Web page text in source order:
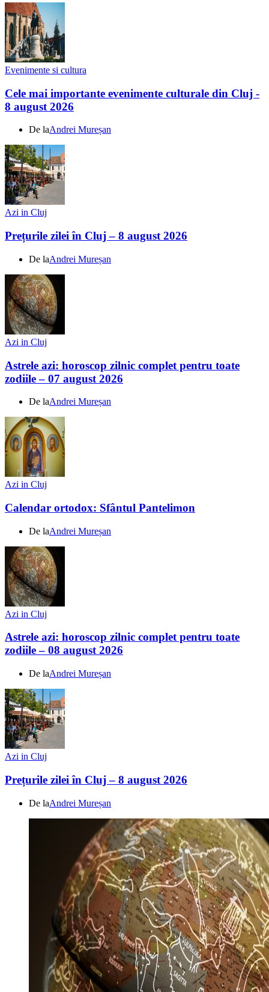
Evenimente si cultura
Cele mai importante evenimente culturale din Cluj -
8 august 2026
De laAndrei Mureșan
Azi in Cluj
Prețurile zilei în Cluj – 8 august 2026
De laAndrei Mureșan
Azi in Cluj
Astrele azi: horoscop zilnic complet pentru toate
zodiile – 07 august 2026
De laAndrei Mureșan
Azi in Cluj
Calendar ortodox: Sfântul Pantelimon
De laAndrei Mureșan
Azi in Cluj
Astrele azi: horoscop zilnic complet pentru toate
zodiile – 08 august 2026
De laAndrei Mureșan
Azi in Cluj
Prețurile zilei în Cluj – 8 august 2026
De laAndrei Mureșan